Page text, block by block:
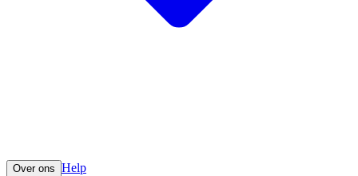
Over ons Help